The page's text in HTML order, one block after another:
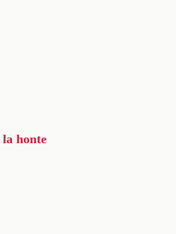
la honte